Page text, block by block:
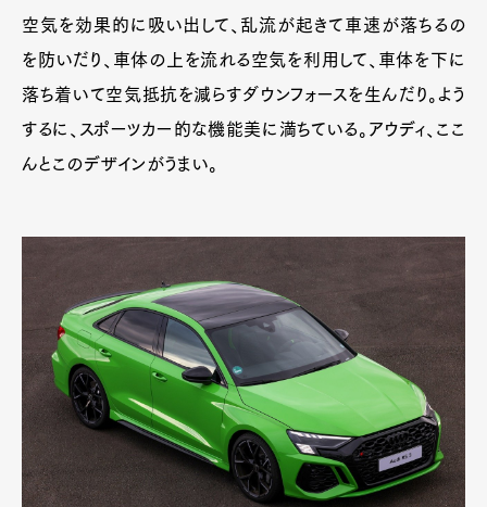
空気を効果的に吸い出して、乱流が起きて車速が落ちるの
を防いだり、車体の上を流れる空気を利用して、車体を下に
落ち着いて空気抵抗を減らすダウンフォースを生んだり。よう
するに、スポーツカー的な機能美に満ちている。アウディ、ここ
んとこのデザインがうまい。